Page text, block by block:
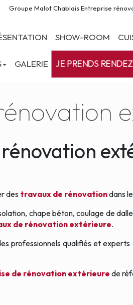
Groupe Malot Chablais Entreprise
SHOW-ROOM
GALERIE JE PRENDS
des travaux de rénovationdans
chape béton, coulage de
de rénovation extérieure.
professionnels qualifiés et
de rénovation extérieure de